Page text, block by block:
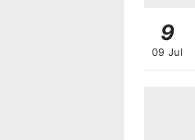
9
09 Jul